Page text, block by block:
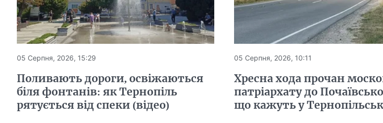
05 Серпня, 2026, 15:29
Поливають дороги, освіжаються
біля фонтанів: як Тернопіль
рятується від спеки (відео)
05 Серпня, 2026, 10:11
Хресна хода прочан
патріархату до
що кажуть у